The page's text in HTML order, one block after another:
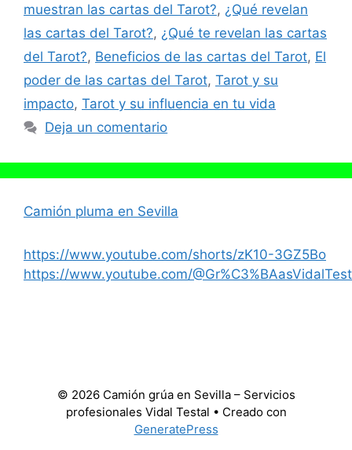
muestran las cartas del Tarot?, ¿Qué revelan
las cartas del Tarot?, ¿Qué te revelan las cartas
del Tarot?, Beneficios de las cartas del Tarot, El
poder de las cartas del Tarot, Tarot y su
impacto, Tarot y su influencia en tu vida
Deja un comentario
Camión pluma en Sevilla
https://www.youtube.com/shorts/zK10-3GZ5Bo
https://www.youtube.com/
© 2026 Camión grúa en Sevilla – Servicios
profesionales Vidal Testal • Creado con
GeneratePress